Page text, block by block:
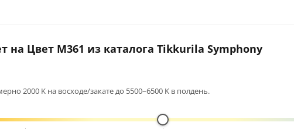
на Цвет M361 из каталога Tikkurila Symphony
2000 K на восходе/закате до 5500–6500 K в полдень.